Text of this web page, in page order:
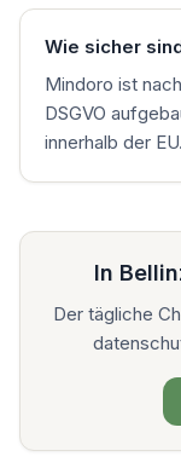
Wie sicher
Mindoro ist
DSGVO
innerhalb der
In
Der tägliche